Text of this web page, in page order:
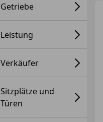
Getriebe
Leistung
Verkäufer
Sitzplätze und
Türen